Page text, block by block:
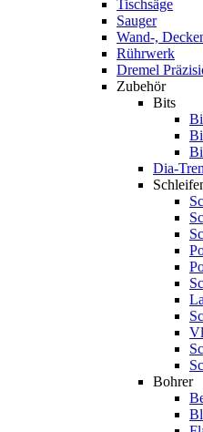
Tischsäge
Sauger
Wand-,
Rührwerk
Dremel
Zubehör
Bits
Dia-
Bohrer